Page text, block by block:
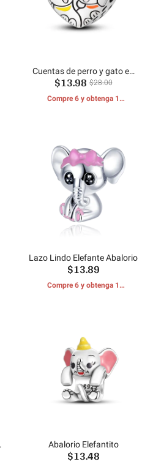
Cuentas de perro y gato en
forma de corazón
$13.98 $28.00
Compre 6 y obtenga 1
Lazo Lindo Elefante Abalorio
$13.89
Compre 6 y obtenga 1
Abalorio Elefantito
$13.48